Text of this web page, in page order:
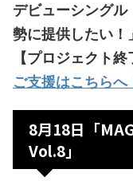
デビューシング
勢に提供したい！」
【プロジェクト
ご支援はこちらへ
8月18日「
Vol.8」